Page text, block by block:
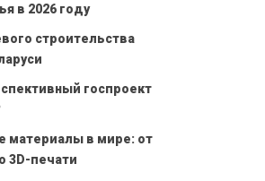
в 2026 году
строительства
госпроект
материалы в мире: от
3D-печати